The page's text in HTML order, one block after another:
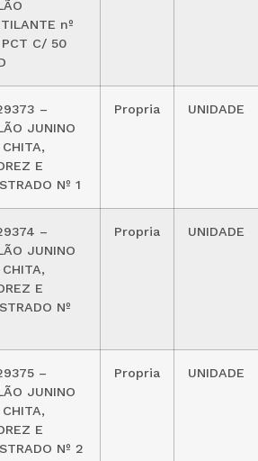
nº
C/ 50
–
JUNINO
CHITA,
E
Nº 1
Propria UNIDADE
–
JUNINO
CHITA,
E
Nº
Propria UNIDADE
–
JUNINO
CHITA,
E
Nº 2
Propria UNIDADE